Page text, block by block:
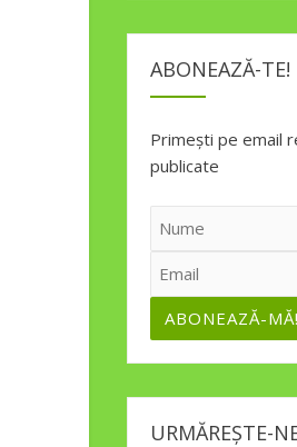
ABONEAZĂ-TE!
Primești pe email
publicate
URMĂREȘTE-